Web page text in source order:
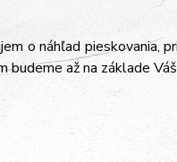
o náhľad pieskovania,
budeme až na základe